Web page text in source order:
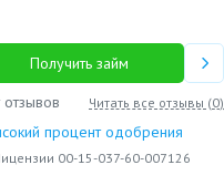
Получить займ
Читать все отзывы (0)
процент одобрения
00-15-037-60-007126